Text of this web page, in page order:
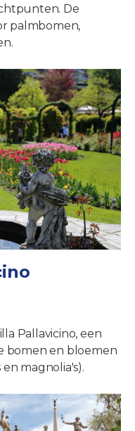
De
palmbomen,
Pallavicino, een
bomen en bloemen
magnolia's).